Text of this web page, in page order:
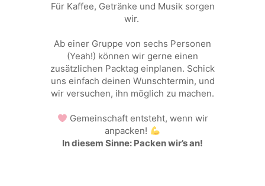
Für Kaffee, Getränke und Musik sorgen
wir.
Ab einer Gruppe von sechs Personen
(Yeah!) können wir gerne einen
zusätzlichen Packtag einplanen. Schick
uns einfach deinen Wunschtermin, und
wir versuchen, ihn möglich zu machen.
Gemeinschaft entsteht, wenn wir
anpacken!
In diesem Sinne: Packen wir’s an!